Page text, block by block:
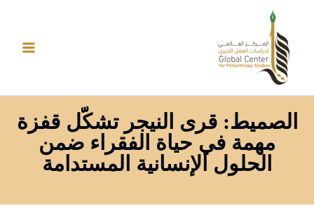
المحتوى
الصميط: قرى النيجر تشكّل قفزة
مهمة في حياة الفقراء ضمن
الحلول الإنسانية المستدامة